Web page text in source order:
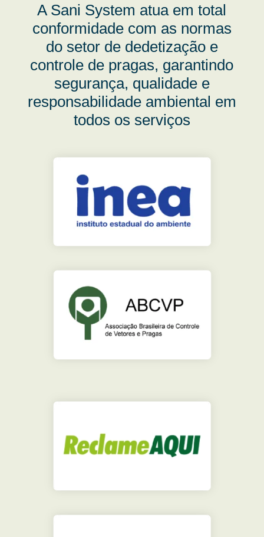
A Sani System atua em total
conformidade com as normas
do setor de dedetização e
controle de pragas, garantindo
segurança, qualidade e
responsabilidade ambiental em
todos os serviços